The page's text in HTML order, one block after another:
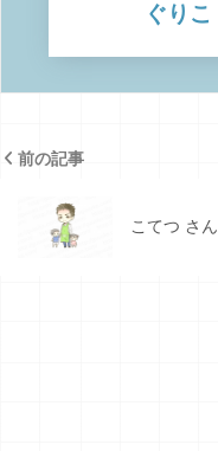
ぐりこ
前の記事
こてつ さん